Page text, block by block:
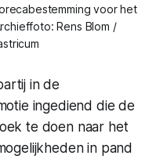
voor het
Rens Blom /
in de
ingediend die de
te doen naar het
in pand